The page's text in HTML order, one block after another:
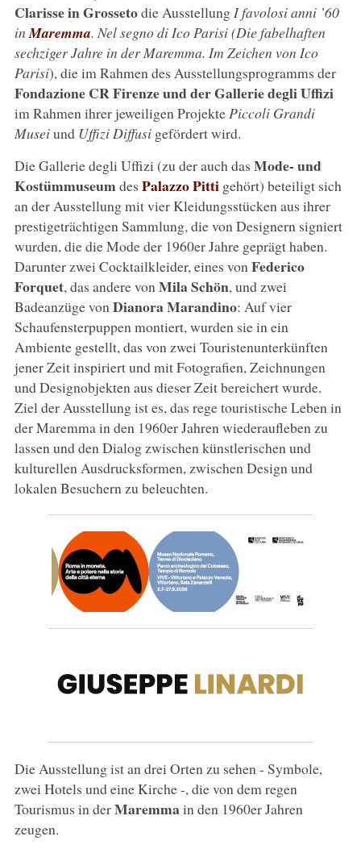
Clarisse in Grossetodie Ausstellung I favolosi anni ’60
in Maremma. Nel segno di Ico Parisi (Die fabelhaften
sechziger Jahre in der Maremma. Im Zeichen von Ico
Parisi), die im Rahmen des Ausstellungsprogramms der
Fondazione CR Firenze und der Gallerie degli Uffizi
im Rahmen ihrer jeweiligen Projekte Piccoli Grandi
Museiund Uffizi Diffusigefördert wird.
Die Gallerie degli Uffizi (zu der auch das Mode- und
Kostümmuseumdes Palazzo Pitti gehört) beteiligt sich
an der Ausstellung mit vier Kleidungsstücken aus ihrer
prestigeträchtigen Sammlung, die von Designern signiert
wurden, die die Mode der 1960er Jahre geprägt haben.
Darunter zwei Cocktailkleider, eines von Federico
Forquet, das andere von Mila Schön, und zwei
Badeanzüge von Dianora Marandino: Auf vier
Schaufensterpuppen montiert, wurden sie in ein
Ambiente gestellt, das von zwei Touristenunterkünften
jener Zeit inspiriert und mit Fotografien, Zeichnungen
und Designobjekten aus dieser Zeit bereichert wurde.
Ziel der Ausstellung ist es, das rege touristische Leben in
der Maremma in den 1960er Jahren wiederaufleben zu
lassen und den Dialog zwischen künstlerischen und
kulturellen Ausdrucksformen, zwischen Design und
lokalen Besuchern zu beleuchten.
Die Ausstellung ist an drei Orten zu sehen - Symbole,
zwei Hotels und eine Kirche -, die von dem regen
Tourismus in derMaremmain den 1960er Jahren
zeugen.